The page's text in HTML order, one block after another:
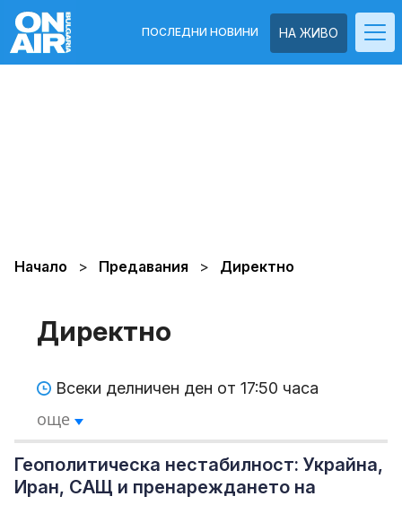
НА ЖИВО
ПОСЛЕДНИ НОВИНИ
Начало Предавания Директно
Директно
Всеки делничен ден от 17:50 часа
още
Геополитическа нестабилност: Украйна,
Иран, САЩ и пренареждането на